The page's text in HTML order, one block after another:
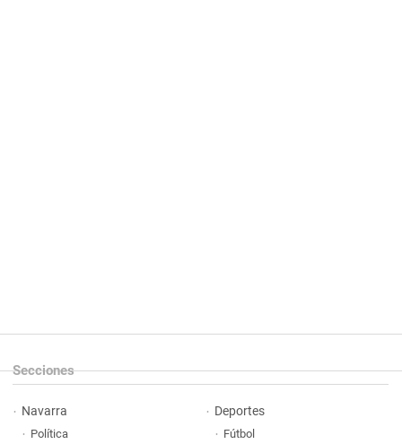
Secciones
Navarra
Política
Deportes
Fútbol